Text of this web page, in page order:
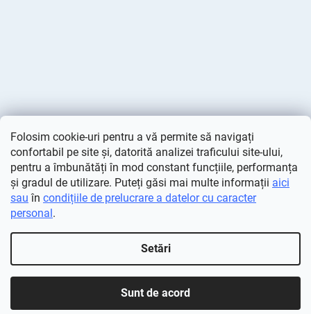
Folosim cookie-uri pentru a vă permite să navigați
confortabil pe site și, datorită analizei traficului site-ului,
pentru a îmbunătăți în mod constant funcțiile, performanța
și gradul de utilizare. Puteți găsi mai multe informații aici
sau în condițiile de prelucrare a datelor cu caracter
personal.
Setări
Sunt de acord